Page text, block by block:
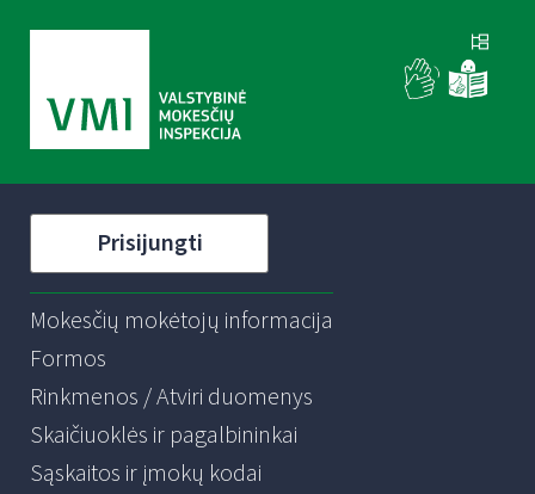
Prisijungti
Mokesčių mokėtojų informacija
Formos
Rinkmenos / Atviri duomenys
Skaičiuoklės ir pagalbininkai
Sąskaitos ir įmokų kodai